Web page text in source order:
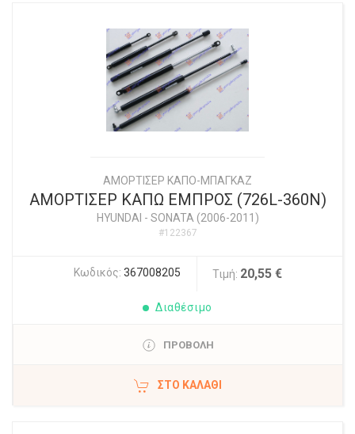
ΑΜΟΡΤΙΣΕΡ ΚΑΠΟ-ΜΠΑΓΚΑΖ
ΑΜΟΡΤΙΣΕΡ ΚΑΠΩ ΕΜΠΡΟΣ (726L-360N)
HYUNDAI - SONATA (2006-2011)
#122367
Κωδικός: 367008205 Τιμή: 20,55 €
Διαθέσιμο
ΠΡΟΒΟΛΗ
ΣΤΟ ΚΑΛΆΘΙ